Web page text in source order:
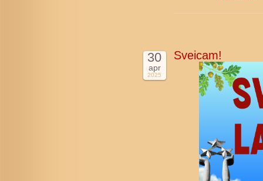
30
apr
2025
Sveicam!